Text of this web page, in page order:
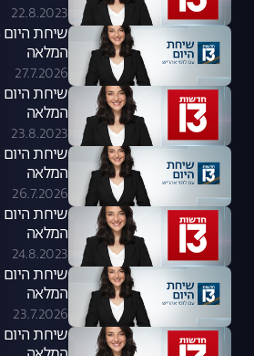
22.8.2023
המלאה
27.7.2026
המלאה
23.8.2023
המלאה
26.7.2026
המלאה
24.8.2023
המלאה
23.7.2026